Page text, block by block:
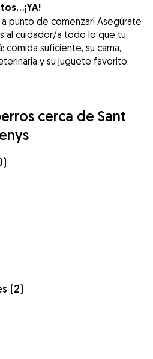
a punto de comenzar! Asegúrate
al cuidador/a todo lo que tu
comida suficiente, su cama,
y su juguete favorito.
cerca de Sant
(2)